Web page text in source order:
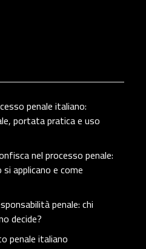
penale italiano:
portata pratica e uso
nel processo penale:
applicano e come
penale: chi
decide?
penale italiano